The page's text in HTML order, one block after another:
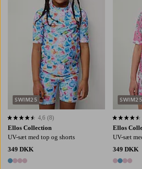
Ellos Collection
UV-sæt med top og shorts
349 DKK
4 farver
4,6 baseret på 8 bedømmelser
4,6 (8)
SWIM25
Ellos
UV-sæt
349 DKK
4 farver
4,6 baseret
SWIM25